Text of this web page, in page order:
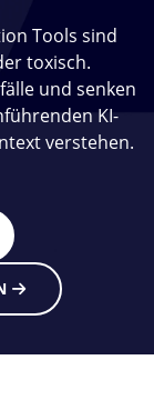
Tools sind
toxisch.
und senken
KI-
verstehen.